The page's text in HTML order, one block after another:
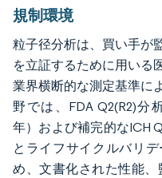
画像 © Mordor Intelligence。再利
規制環境
粒子径分析は、買い手が
を立証するために用いる
業界横断的な測定基準に
野では、FDA Q2(R2)分
年）および補完的なICH
とライフサイクルバリ
め、文書化された性能、